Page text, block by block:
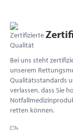
Bei uns steht
unserem
Qualitätsstandards
verlassen, dass Sie
retten können.